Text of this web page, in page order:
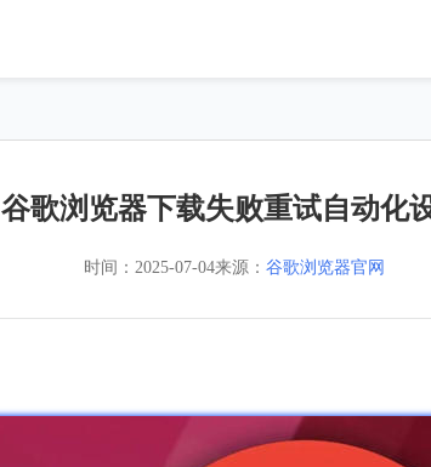
谷歌浏览器下载失败重试自动化
时间： 2025-07-04来源： 谷歌浏览器官网